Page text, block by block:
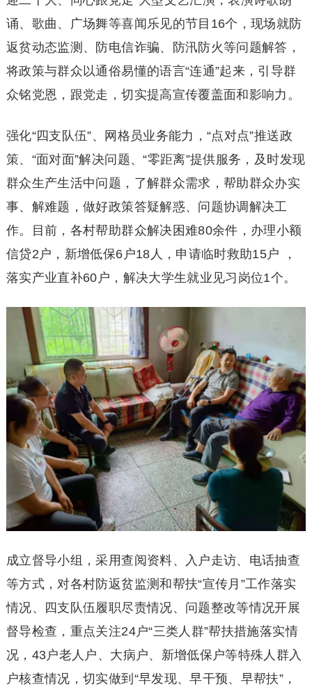
诵、歌曲、广场舞等喜闻乐见的节目16个，现场就防
返贫动态监测、防电信诈骗、防汛防火等问题解答，
将政策与群众以通俗易懂的语言“连通”起来，引导群
众铭党恩，跟党走，切实提高宣传覆盖面和影响力。
强化“四支队伍”、网格员业务能力，“点对点”推送政
策、“面对面”解决问题、“零距离”提供服务，及时发现
群众生产生活中问题，了解群众需求，帮助群众办实
事、解难题，做好政策答疑解惑、问题协调解决工
作。目前，各村帮助群众解决困难80余件，办理小额
信贷2户，新增低保6户18人，申请临时救助15户 ，
落实产业直补60户，解决大学生就业见习岗位1个。
成立督导小组，采用查阅资料、入户走访、电话抽查
等方式，对各村防返贫监测和帮扶“宣传月”工作落实
情况、四支队伍履职尽责情况、问题整改等情况开展
督导检查，重点关注24户“三类人群”帮扶措施落实情
况，43户老人户、大病户、新增低保户等特殊人群入
户核查情况，切实做到“早发现、早干预、早帮扶”，